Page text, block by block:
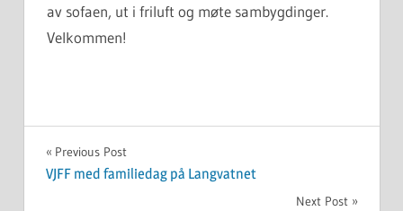
av sofaen, ut i friluft og møte sambygdinger.
Velkommen!
UKATEGORISERT
Innleggsnavigasjon
Previous Post
VJFF med familiedag på Langvatnet
Next Post